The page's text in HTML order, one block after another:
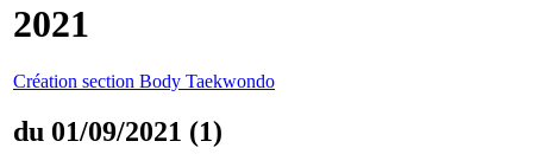
2021
Création section Body Taekwondo
du 01/09/2021 (1)